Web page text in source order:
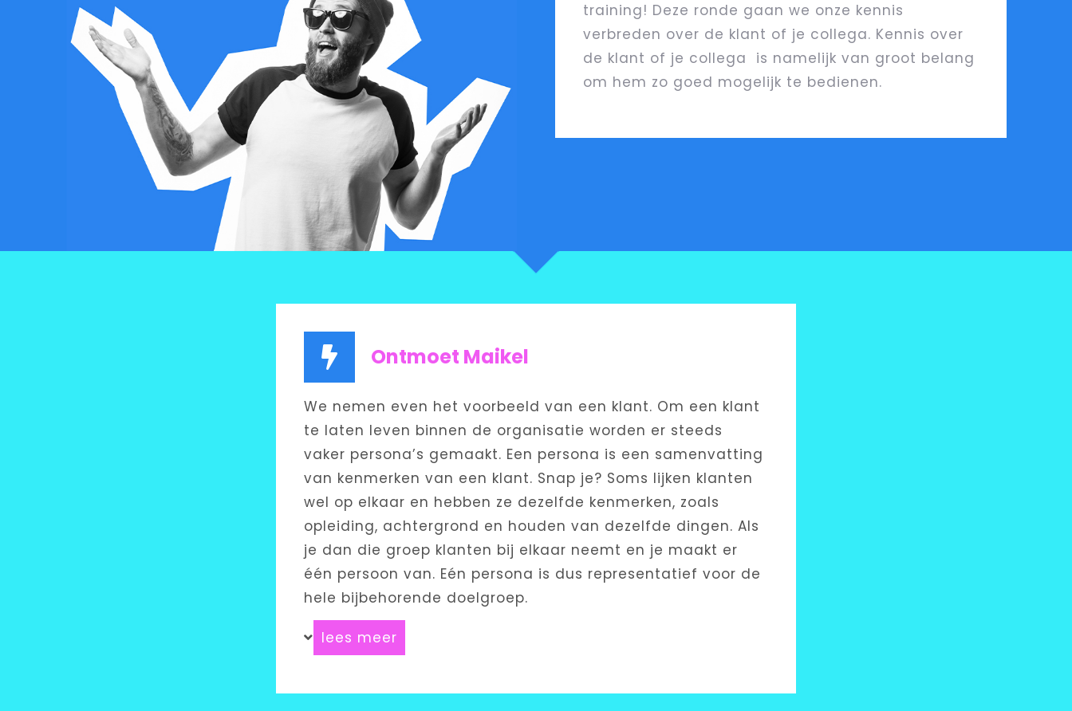
training! Deze ronde gaan we onze kennis
verbreden over de klant of je collega. Kennis over
de klant of je collega is namelijk van groot belang
om hem zo goed mogelijk te bedienen.
Ontmoet Maikel
We nemen even het voorbeeld van een klant. Om een klant
te laten leven binnen de organisatie worden er steeds
vaker persona’s gemaakt. Een persona is een samenvatting
van kenmerken van een klant. Snap je? Soms lijken klanten
wel op elkaar en hebben ze dezelfde kenmerken, zoals
opleiding, achtergrond en houden van dezelfde dingen. Als
je dan die groep klanten bij elkaar neemt en je maakt er
één persoon van. Eén persona is dus representatief voor de
hele bijbehorende doelgroep.
lees meer